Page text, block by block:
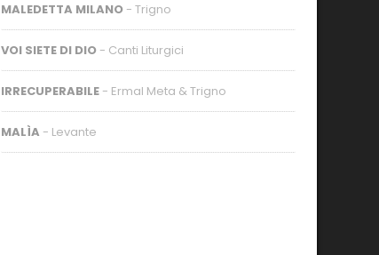
MALEDETTA MILANO - Trigno
VOI SIETE DI DIO - Canti Liturgici
IRRECUPERABILE - Ermal Meta & Trigno
MALÌA - Levante